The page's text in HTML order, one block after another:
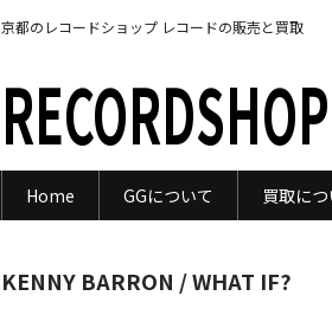
京都のレコードショップ レコードの販売と買取
Home GGについて 買取につ
KENNY BARRON / WHAT IF?